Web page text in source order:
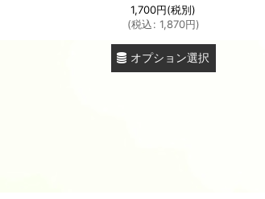
1,700円(税別)
(税込: 1,870円)
オプション選択